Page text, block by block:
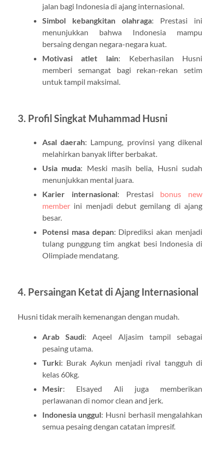
jalan bagi Indonesia di ajang internasional.
Simbol kebangkitan olahraga: Prestasi ini
menunjukkan bahwa Indonesia mampu
bersaing dengan negara-negara kuat.
Motivasi atlet lain: Keberhasilan Husni
memberi semangat bagi rekan-rekan setim
untuk tampil maksimal.
3. Profil Singkat Muhammad Husni
Asal daerah: Lampung, provinsi yang dikenal
melahirkan banyak lifter berbakat.
Usia muda: Meski masih belia, Husni sudah
menunjukkan mental juara.
Karier internasional: Prestasi bonus new
memberini menjadi debut gemilang di ajang
besar.
Potensi masa depan: Diprediksi akan menjadi
tulang punggung tim angkat besi Indonesia di
Olimpiade mendatang.
4. Persaingan Ketat di Ajang Internasional
Husni tidak meraih kemenangan dengan mudah.
Arab Saudi: Aqeel Aljasim tampil sebagai
pesaing utama.
Turki: Burak Aykun menjadi rival tangguh di
kelas 60kg.
Mesir: Elsayed Ali juga memberikan
perlawanan di nomor clean and jerk.
Indonesia unggul: Husni berhasil mengalahkan
semua pesaing dengan catatan impresif.